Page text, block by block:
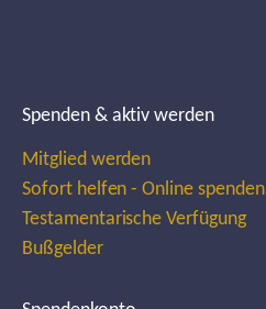
Spenden & aktiv werden
Mitglied werden
Sofort helfen - Online spenden
Testamentarische Verfügung
Bußgelder